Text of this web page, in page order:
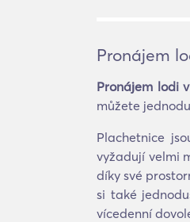
Pronájem
Pronájem lodi
můžete
Plachetnice
vyžadují velmi
díky své
si také
vícedenní